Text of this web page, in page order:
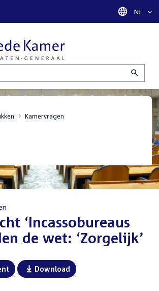
Taal
NL
Kamervragen
‘Incassobureaus
de wet: ‘Zorgelijk’
Download